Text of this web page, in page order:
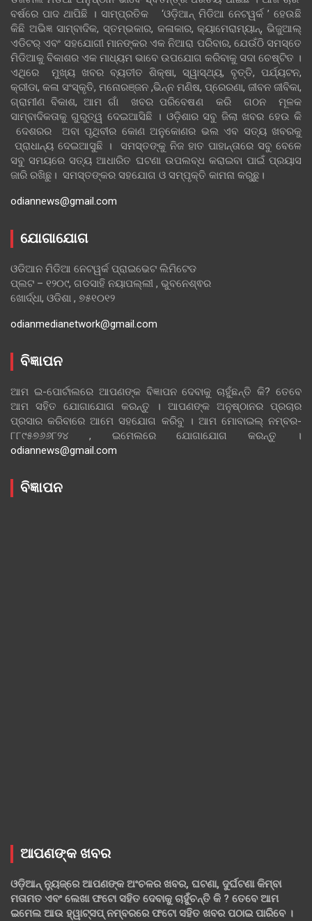
ବର୍ଷରେ ପାଦ ଥାପିଛି । ସାମ୍ପ୍ରତିକ ‘ଓଡ଼ିଆନ୍‍ ମିଡିଆ ନେଟୱର୍କ ’ ହେଉଛି
କିଛି ଅଭିଜ୍ଞ ସାମ୍ବାଦିକ, ସ୍ତମ୍ଭକାର, କଳାକାର, କ୍ୟାମେରାମ୍ୟାନ୍, ଭିଜୁଆଲ୍
ଏଡିଟର୍ ଏବଂ ସହଯୋଗୀ ମାନଙ୍କର ଏକ ନିଆରା ପରିବାର, ଯେଉଁଠି ସମସ୍ତେ
ମିଡିଆକୁ ବିକାଶର ଏକ ମାଧ୍ୟମ ଭାବେ ଉପଯୋଗ କରିବାକୁ ସଦା ଚେଷ୍ଟିତ ।
ଏଥିରେ ମୁଖ୍ୟ ଖବର ବ୍ୟତୀତ ଶିକ୍ଷା, ସ୍ୱାସ୍ଥ୍ୟ, ବୃତ୍ତି, ପର୍ଯ୍ୟଟନ,
କ୍ରୀଡା, କଳା ସଂସ୍କୃତି, ମନୋରଞ୍ଜନ ,ଭିନ୍ନ ମଣିଷ, ପ୍ରେରଣା, ଜୀବନ ଜୀବିକା,
ଗ୍ରାମୀଣ ବିକାଶ, ଆମ ଗାଁ ଖବର ପରିବେଷଣ କରି ଗଠନ ମୂଳକ
ସାମ୍ବାଦିକତାକୁ ଗୁରୁତ୍ୱ ଦେଇଆସିଛି । ଓଡ଼ିଶାର ସବୁ ଜିଲା ଖବର ହେଉ କି
ଦେଶରର ଅବା ପୃଥିବୀର କୋଣ ଅନୁକୋଣର ଭଲ ଏବ ସତ୍ୟ ଖବରକୁ
ପ୍ରାଧାନ୍ୟ ଦେଇଆସୁଛି । ସମସ୍ତଙ୍କୁ ନିଜ ହାତ ପାହାନ୍ତାରେ ସବୁ ବେଳେ
ସବୁ ସମୟରେ ସତ୍ୟ ଆଧାରିତ ଘଟଣା ଉପଲବ୍ଧ କରାଇବା ପାଇଁ ପ୍ରୟାସ
ଜାରି ରଖିଛୁ। ସମସ୍ତଙ୍କର ସହଯୋଗ ଓ ସମ୍ପୃକ୍ତି କାମନା କରୁଛୁ।
odiannews@gmail.com
ଯୋଗାଯୋଗ
ଓଡିଆନ ମିଡିଆ ନେଟୱର୍କ ପ୍ରାଇଭେଟ ଲିମିଟେଡ
ପ୍ଲଟ – ୧୨୦୯, ଗଡସାହି ନୟାପଲ୍ଲୀ , ଭୁବନେଶ୍ଵର
ଖୋର୍ଦ୍ଧା, ଓଡିଶା , ୭୫୧୦୧୨
odianmedianetwork@gmail.com
ବିଜ୍ଞାପନ
ଆମ ଇ-ପୋର୍ଟାଲରେ ଆପଣଙ୍କ ବିଜ୍ଞାପନ ଦେବାକୁ ଚାହୁଁଛନ୍ତି କି? ତେବେ
ଆମ ସହିତ ଯୋଗାଯୋଗ କରନ୍ତୁ । ଆପଣଙ୍କ ଅନୁଷ୍ଠାନର ପ୍ରଚାର
ପ୍ରସାର କରିବାରେ ଆମେ ସହଯୋଗ କରିବୁ । ଆମ ମୋବାଇଲ୍ ନମ୍ବର-
୮୮୯୫୭୬୬୮୨୪ , ଇମେଲରେ ଯୋଗାଯୋଗ କରନ୍ତୁ ।
odiannews@gmail.com
ବିଜ୍ଞାପନ
ଆପଣଙ୍କ ଖବର
ଓଡ଼ିଆନ୍ ନ୍ୟୁଜ୍‌ରେ ଆପଣଙ୍କ ଅଂଚଳର ଖବର, ଘଟଣା, ଦୁର୍ଘଟଣା କିମ୍ବା
ମତାମତ ଏବଂ ଲେଖା ଫଟୋ ସହିତ ଦେବାକୁ ଚାହୁଁଚନ୍ତି କି ? ତେବେ ଆମ
ଇମେଲ ଆଉ ହ୍ୱାଟ୍‌ସପ୍ ନମ୍ବରରେ ଫଟୋ ସହିତ ଖବର ପଠାଇ ପାରିବେ ।